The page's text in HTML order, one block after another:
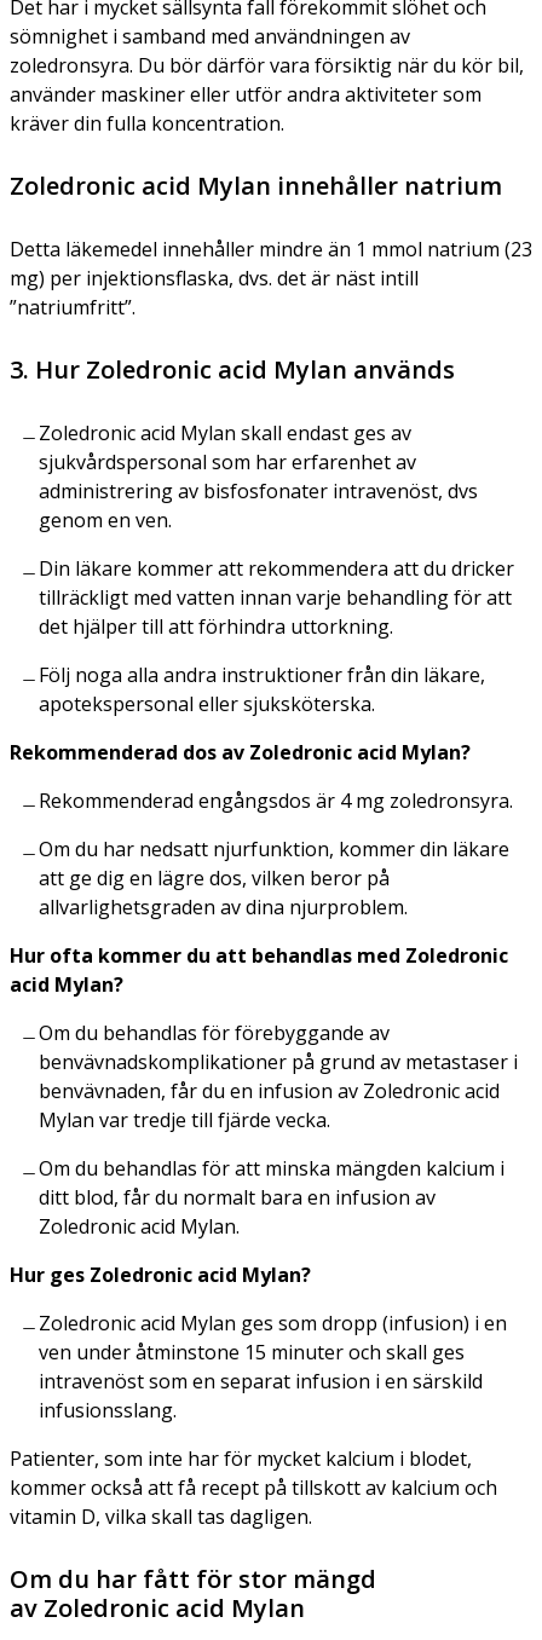
Det har i mycket sällsynta fall förekommit slöhet och
sömnighet i samband med användningen av
zoledronsyra. Du bör därför vara försiktig när du kör bil,
använder maskiner eller utför andra aktiviteter som
kräver din fulla koncentration.
Zoledronic acid Mylan innehåller natrium
Detta läkemedel innehåller mindre än 1 mmol natrium (23
mg) per injektionsflaska, dvs. det är näst intill
”natriumfritt”.
3. Hur Zoledronic acid Mylan används
Zoledronic acid Mylan skall endast ges av
sjukvårdspersonal som har erfarenhet av
administrering av bisfosfonater intravenöst, dvs
genom en ven.
Din läkare kommer att rekommendera att du dricker
tillräckligt med vatten innan varje behandling för att
det hjälper till att förhindra uttorkning.
Följ noga alla andra instruktioner från din läkare,
apotekspersonal eller sjuksköterska.
Rekommenderad dos av Zoledronic acid Mylan?
Rekommenderad engångsdos är 4 mg zoledronsyra.
Om du har nedsatt njurfunktion, kommer din läkare
att ge dig en lägre dos, vilken beror på
allvarlighetsgraden av dina njurproblem.
Hur ofta kommer du att behandlas med Zoledronic
acid Mylan?
Om du behandlas för förebyggande av
benvävnadskomplikationer på grund av metastaser i
benvävnaden, får du en infusion av Zoledronic acid
Mylan var tredje till fjärde vecka.
Om du behandlas för att minska mängden kalcium i
ditt blod, får du normalt bara en infusion av
Zoledronic acid Mylan.
Hur ges Zoledronic acid Mylan?
Zoledronic acid Mylan ges som dropp (infusion) i en
ven under åtminstone 15 minuter och skall ges
intravenöst som en separat infusion i en särskild
infusionsslang.
Patienter, som inte har för mycket kalcium i blodet,
kommer också att få recept på tillskott av kalcium och
vitamin D, vilka skall tas dagligen.
Om du har fått för stor mängd
av Zoledronic acid Mylan